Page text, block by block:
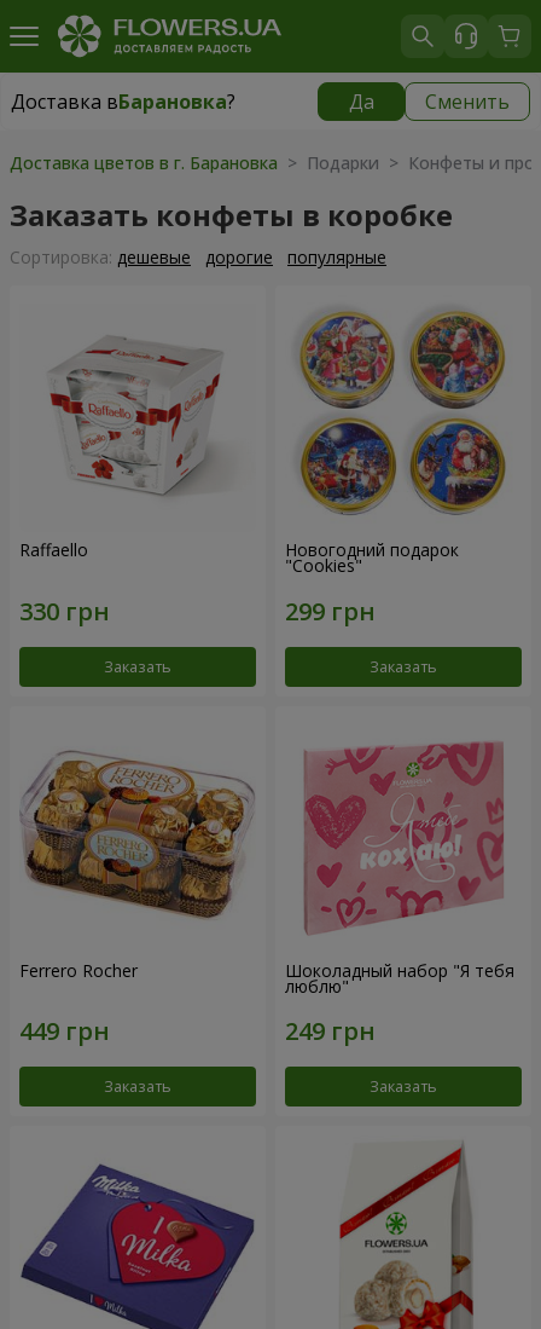
Доставка вБарановка? Да Сменить
Доставка вБарановка|
Доставка цветов в г. Барановка > Подарки > Конфеты и
Заказать конфеты в коробке
Cортировка: дешевые дорогие популярные
Raffaello
Заказать
Новогодний подарок
"Cookies"
Заказать
Ferrero Rocher
Заказать
Шоколадный набор "Я тебя
люблю"
Заказать